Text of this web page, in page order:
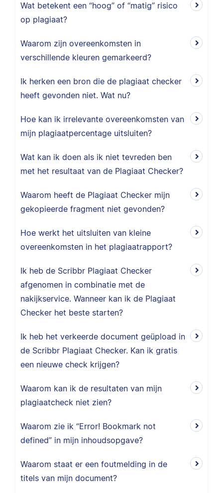
Wat betekent een “hoog” of “matig” risico
op plagiaat?
Waarom zijn overeenkomsten in
verschillende kleuren gemarkeerd?
Ik herken een bron die de plagiaat checker
heeft gevonden niet. Wat nu?
Hoe kan ik irrelevante overeenkomsten van
mijn plagiaatpercentage uitsluiten?
Wat kan ik doen als ik niet tevreden ben
met het resultaat van de Plagiaat Checker?
Waarom heeft de Plagiaat Checker mijn
gekopieerde fragment niet gevonden?
Hoe werkt het uitsluiten van kleine
overeenkomsten in het plagiaatrapport?
Ik heb de Scribbr Plagiaat Checker
afgenomen in combinatie met de
nakijkservice. Wanneer kan ik de Plagiaat
Checker het beste starten?
Ik heb het verkeerde document geüpload in
de Scribbr Plagiaat Checker. Kan ik gratis
een nieuwe check krijgen?
Waarom kan ik de resultaten van mijn
plagiaatcheck niet zien?
Waarom zie ik “Error! Bookmark not
defined” in mijn inhoudsopgave?
Waarom staat er een foutmelding in de
titels van mijn document?